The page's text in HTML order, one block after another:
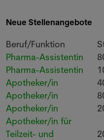
Neue Stellenangebote
Beruf/Funktion
Pharma-Assistentin
Pharma-Assistentin
Apotheker/in
Apotheker/in
Apotheker/in
Apotheker/in für
Teilzeit- und